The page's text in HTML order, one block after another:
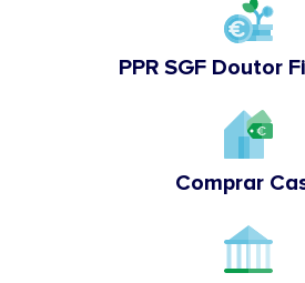
PPR SGF Doutor
Comprar